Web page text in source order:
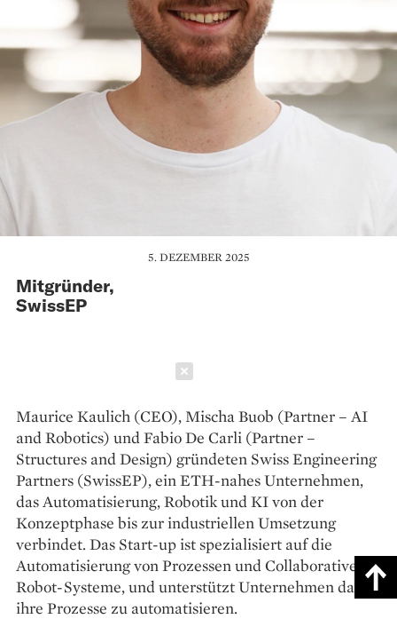
5. DEZEMBER 2025
Mitgründer,
SwissEP
Maurice Kaulich (CEO), Mischa Buob (Partner – AI
and Robotics) und Fabio De Carli (Partner –
Structures and Design) gründeten Swiss Engineering
Partners (SwissEP), ein ETH-nahes Unternehmen,
das Automatisierung, Robotik und KI von der
Konzeptphase bis zur industriellen Umsetzung
verbindet. Das Start-up ist spezialisiert auf die
Automatisierung von Prozessen und Collaborative-
Robot-Systeme, und unterstützt Unternehmen dabei,
ihre Prozesse zu automatisieren.